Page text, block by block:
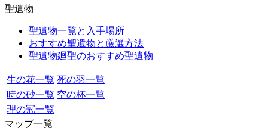
聖遺物
聖遺物一覧と入手場所
おすすめ聖遺物と厳選方法
聖遺物廻聖のおすすめ聖遺物
生の花一覧 死の羽一覧
時の砂一覧 空の杯一覧
理の冠一覧
マップ一覧